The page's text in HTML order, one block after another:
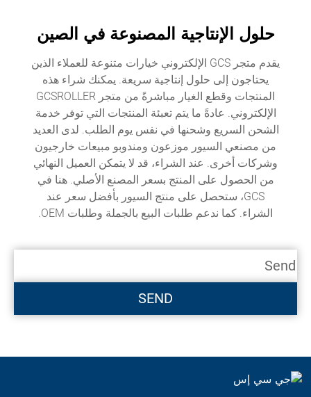
حلول الإنتاجية المصنوعة في الصين
يقدم متجر GCS الإلكتروني خيارات متنوعة للعملاء الذين
يحتاجون إلى حلول إنتاجية سريعة. يمكنك شراء هذه
المنتجات وقطع الغيار مباشرةً من متجر GCSROLLER
الإلكتروني. عادةً ما يتم تعبئة المنتجات التي توفر خدمة
الشحن السريع وشحنها في نفس يوم الطلب. لدى العديد
من مصنعي السيور موزعون ومندوبو مبيعات خارجيون
وشركات أخرى. عند الشراء، قد لا يتمكن العميل النهائي
من الحصول على المنتج بسعر المصنع الأصلي. هنا في
GCS، ستحصل على منتج السيور بأفضل سعر عند
الشراء. كما ندعم طلبات البيع بالجملة وطلبات OEM.